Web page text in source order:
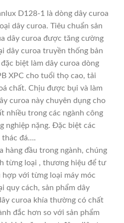
D128-1 là dòng dây curoa
dây curoa. Tiêu chuẩn sản
dây curoa được tăng cường
dây curoa truyền thống bản
biệt làm dây curoa dòng
XPC cho tuổi thọ cao, tải
chất. Chịu được bụi và làm
curoa này chuyên dụng cho
nhiều trong các ngành công
nghiệp nặng. Đặc biệt các
thác đá….
hàng đầu trong ngành, chúng
từng loại , thương hiệu để tư
hợp với từng loại máy móc
quy cách, sản phẩm dây
curoa khía thường có chất
đắc hơn so với sản phẩm